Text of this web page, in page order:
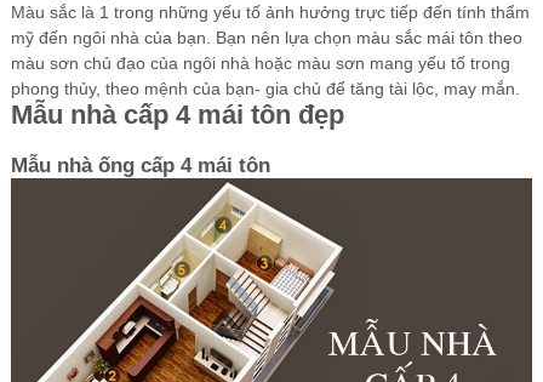
Màu sắc là 1 trong những yếu tố ảnh hưởng trực tiếp đến tính thẩm
mỹ đến ngôi nhà của bạn. Bạn nên lựa chọn màu sắc mái tôn theo
màu sơn chủ đạo của ngôi nhà hoặc màu sơn mang yếu tố trong
phong thủy, theo mệnh của bạn- gia chủ để tăng tài lộc, may mắn.
Mẫu nhà cấp 4 mái tôn đẹp
Mẫu nhà ống cấp 4 mái tôn